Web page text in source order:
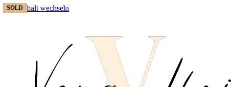
Zum Inhalt wechseln
SOLD
SOLD
SOLD
SOLD